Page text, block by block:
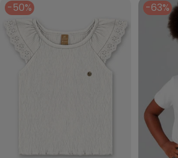
-50%
-63%